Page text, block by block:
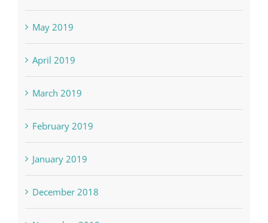
May 2019
April 2019
March 2019
February 2019
January 2019
December 2018